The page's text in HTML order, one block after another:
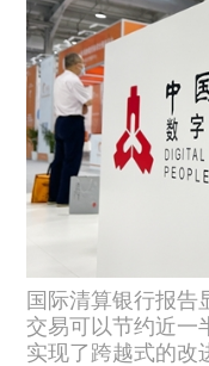
国际清算银行报告
交易可以节约近一
实现了跨越式的改